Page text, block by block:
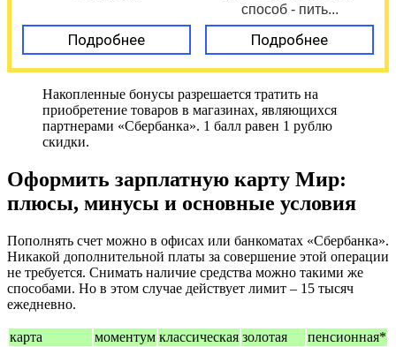
Подробнее
способ - пить...
Подробнее
Накопленные бонусы разрешается тратить на
приобретение товаров в магазинах, являющихся
партнерами «Сбербанка». 1 балл равен 1 рублю
скидки.
Оформить зарплатную карту Мир:
плюсы, минусы и основные условия
Пополнять счет можно в офисах или банкоматах «Сбербанка».
Никакой дополнительной платы за совершение этой операции
не требуется. Снимать наличие средства можно такими же
способами. Но в этом случае действует лимит – 15 тысяч
ежедневно.
карта моментум классическая золотая
пенсионная*